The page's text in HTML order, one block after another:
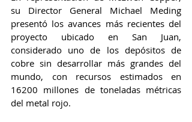
su Director General Michael Meding
presentó los avances más recientes del
proyecto ubicado en San Juan,
considerado uno de los depósitos de
cobre sin desarrollar más grandes del
mundo, con recursos estimados en
16200 millones de toneladas métricas
del metal rojo.